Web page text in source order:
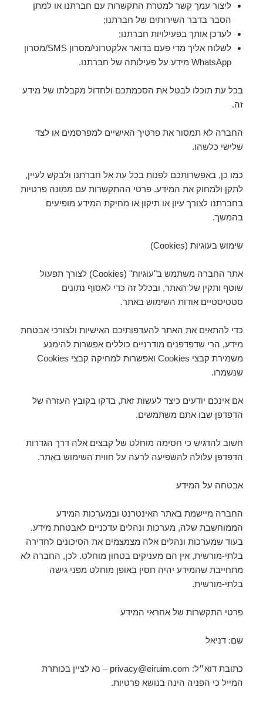
ליצור עמך קשר למטרת התקשרות עם חברתנו או למתן
הסבר בדבר השירותים של חברתנו;
לעדכן אותך בפעילויות חברתנו;
לשלוח אליך מדי פעם בדואר אלקטרוני/מסרון SMS/מסרון
WhatsApp מידע על פעילותה של חברתנו.
בכל עת תוכלו לבטל את הסכמתכם ולחדול מקבלתו של מידע
זה.
החברה לא תמסור את פרטיך האישיים למפרסמים או לצד
שלישי כלשהו.
כמו כן, באפשרותכם לפנות בכל עת אל חברתנו ולבקש לעיין,
לתקן ולמחוק את המידע. פרטי ההתקשרות עם ממונה פרטיות
בחברתנו לצורך עיון או תיקון או מחיקת המידע מופיעים
בהמשך.
שימוש בעוגיות (Cookies)
אתר החברה משתמש ב"עוגיות" (Cookies) לצורך תפעול
שוטף ותקין של האתר, ובכלל זה כדי לאסוף נתונים
סטטיסטיים אודות השימוש באתר.
כדי להתאים את האתר להעדפותיכם האישיות ולצורכי אבטחת
מידע, הרי שדפדפנים מודרניים כוללים אפשרות להימנע
משמירת קבצי Cookies ואפשרות למחיקה קבצי Cookies
שנשמרו.
אם אינכם יודעים כיצד לעשות זאת, בדקו בקובץ העזרה של
הדפדפן שבו אתם משתמשים.
חשוב להדגיש כי חסימה מוחלט של קבצים אלה דרך הגדרות
הדפדפן עלולה להשפיעה לרעה על חווית השימוש באתר.
אבטחה על המידע
החברה מיישמת באתר האינטרנט ובמערכות המידע
הממוחשבת שלה, מערכות ונהלים עדכניים לאבטחת מידע.
בעוד שמערכות ונהלים אלה מצמצמים את הסיכונים לחדירה
בלתי-מורשית, אין הם מעניקים בטחון מוחלט. לכן, החברה לא
מתחייבת שהמידע יהיה חסין באופן מוחלט מפני גישה
בלתי-מורשית.
פרטי התקשרות של אחראי המידע
שם: דניאל
כתובת דוא״ל: privacy@eiruim.com – נא לציין בכותרת
המייל כי הפניה הינה בנושא פרטיות.